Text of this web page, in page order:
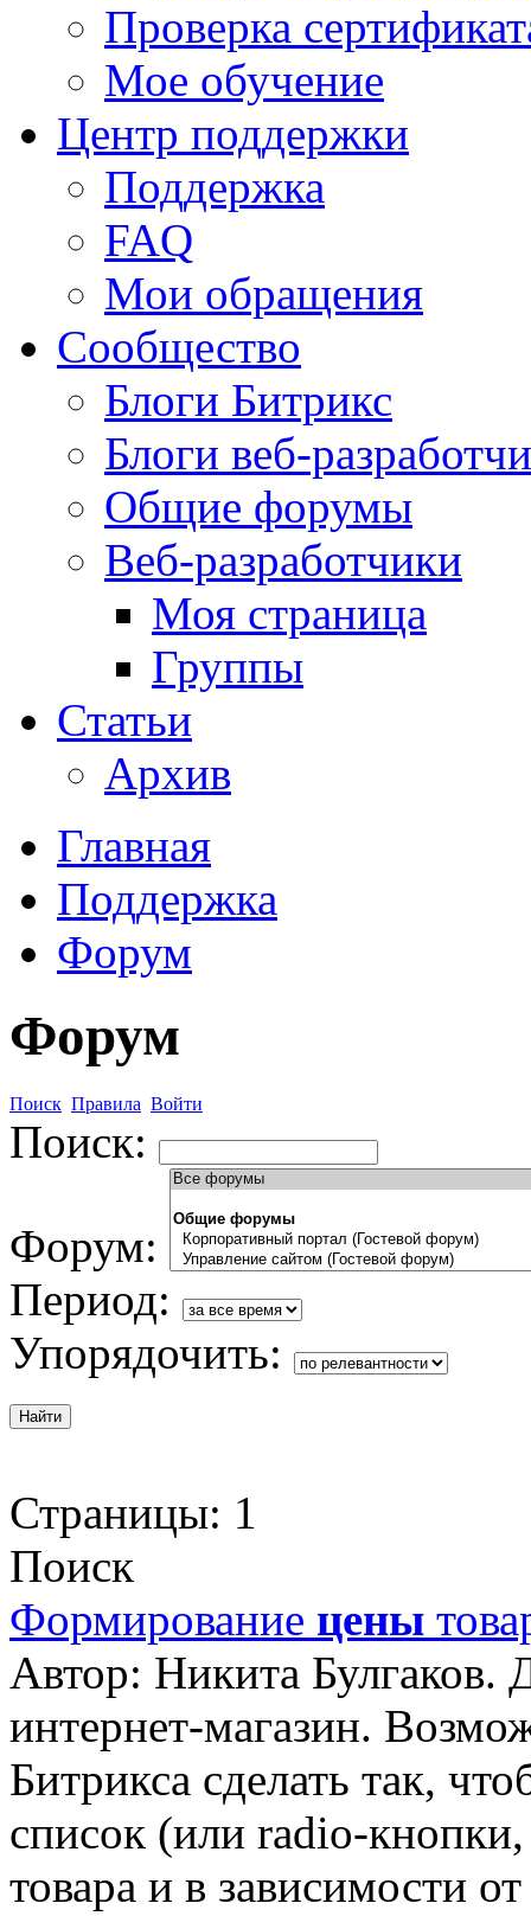
Проверка
Мое обучение
Центр поддержки
Поддержка
FAQ
Мои обращения
Сообщество
Блоги Битрикс
Блоги веб-
Общие форумы
Веб-разработчики
Моя страница
Группы
Статьи
Архив
Главная
Поддержка
Форум
Форум
Поиск Правила Войти
Поиск:
Форум:
Период:
Упорядочить:
Страницы: 1
Поиск
Формирование цены
Автор: Никита Булгаков.
интернет-магазин.
Битрикса сделать так,
список (или radio-
товара и в зависимости